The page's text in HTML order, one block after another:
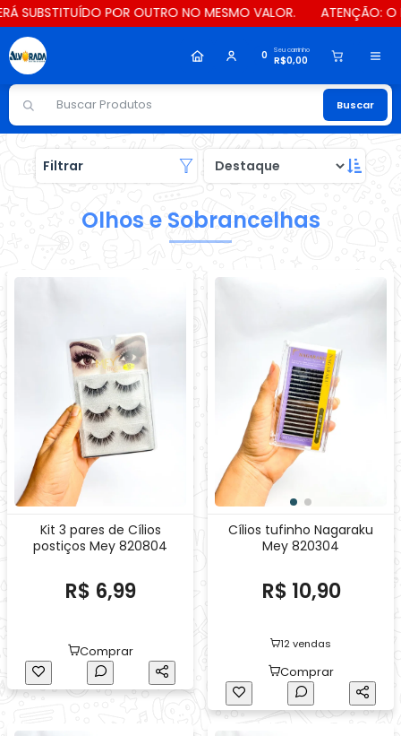
POR OUTRO NO MESMO VALOR. ATENÇÃO: O PRAZO
0 Seu carrinho
R$0,00
Buscar
Filtrar
Olhos e Sobrancelhas
Kit 3 pares de Cílios
postiços Mey 820804
R$ 6,99
Comprar
Cílios tufinho Nagaraku
Mey 820304
R$ 10,90
12 vendas
Comprar